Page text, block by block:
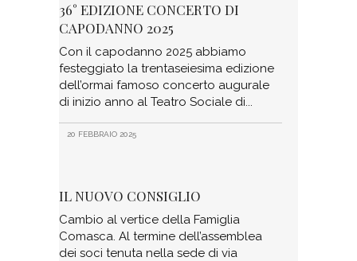
36° EDIZIONE CONCERTO DI
CAPODANNO 2025
Con il capodanno 2025 abbiamo
festeggiato la trentaseiesima edizione
dell’ormai famoso concerto augurale
di inizio anno al Teatro Sociale di
20 FEBBRAIO 2025
IL NUOVO CONSIGLIO
Cambio al vertice della Famiglia
Comasca. Al termine dell’assemblea
dei soci tenuta nella sede di via